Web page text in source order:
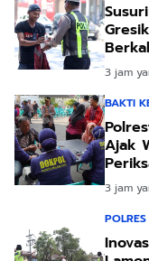
3 jam
BAKTI
Ajak
3 jam